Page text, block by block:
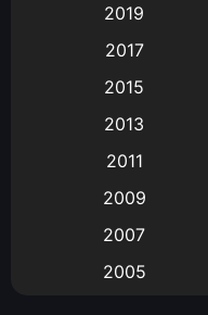
Animation แอนิเมชัน
(9)
Big tits (นมใหญ่)
Bitch (ผู้หญิงร่าน)
2019
2017
2015
2013
2011
2009
2007
2005